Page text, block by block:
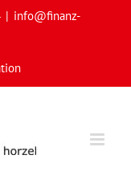
| info@finanz-